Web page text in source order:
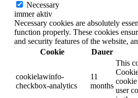
Necessary
immer aktiv
Necessary cookies are absolutely
function properly. These cookies
and security features of the website,
Cookie
Dauer
cookielawinfo-
checkbox-analytics
11
months
This
cookie
user